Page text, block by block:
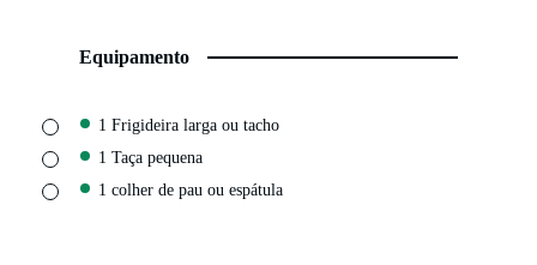
Equipamento
▢ 1 Frigideira larga ou tacho
▢ 1 Taça pequena
▢ 1 colher de pau ou espátula